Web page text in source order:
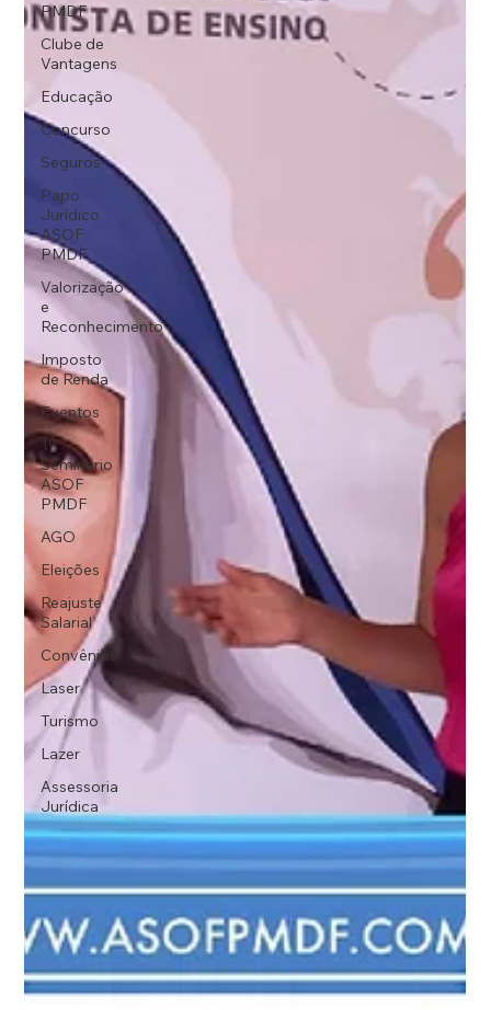
PMDF
Clube de
Vantagens
Educação
Concurso
Seguros
Papo
Jurídico
ASOF
PMDF
Valorização
e
Reconhecimento
Imposto
de Renda
Eventos
1º
Seminário
ASOF
PMDF
AGO
Eleições
Reajuste
Salarial
Convênios
Laser
Turismo
Lazer
Assessoria
Jurídica